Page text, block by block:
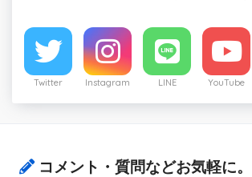
Twitter Instagram LINE YouTube
コメント・質問などお気軽に。